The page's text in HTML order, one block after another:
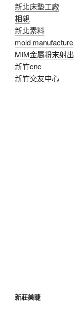
新北床墊工廠
相親
新北素料
mold manufacture
MIM金屬粉末射出
新竹cnc
新竹交友中心
新莊美睫